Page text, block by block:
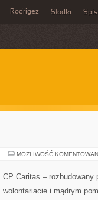
Rodrigez Słodki Spis
MOŻLIWOŚĆ
CP Caritas – rozbudowany
wolontariacie i mądrym